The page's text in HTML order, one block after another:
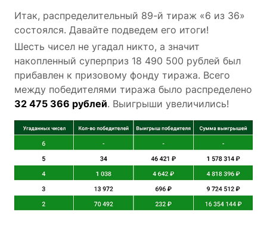
Итак, распределительный 89-й тираж «6 из 36»
состоялся. Давайте подведем его итоги!
Шесть чисел не угадал никто, а значит
накопленный суперприз 18 490 500 рублей был
прибавлен к призовому фонду тиража. Всего
между победителями тиража было распределено
32 475 366 рублей. Выигрыши увеличились!